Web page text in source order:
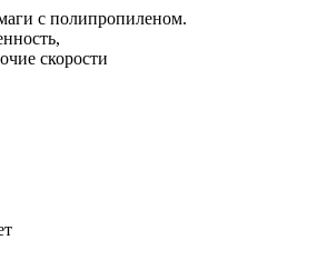
с полипропиленом.
скорости